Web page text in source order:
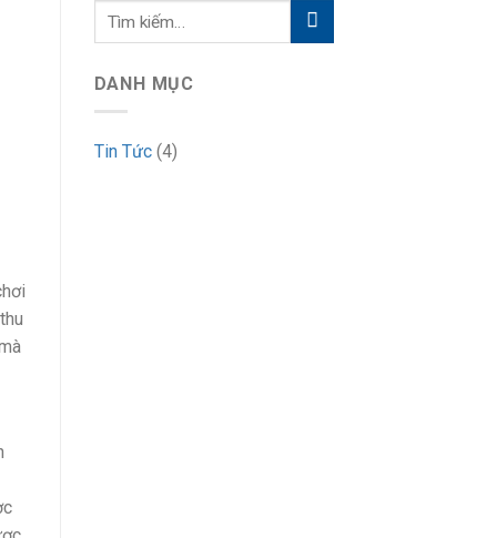
DANH MỤC
Tin Tức(4)